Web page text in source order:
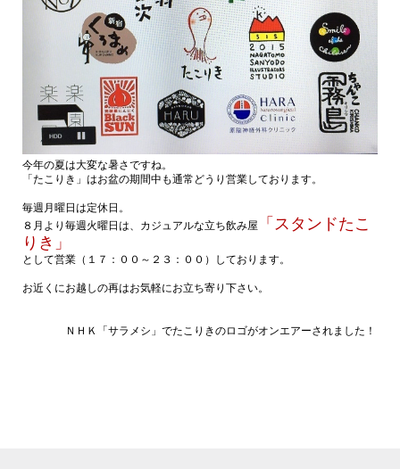
今年の夏は大変な暑さですね。
「たこりき」はお盆の期間中も通常どうり営業しております。
毎週月曜日は定休日。
８月より毎週火曜日は、カジュアルな立ち飲み屋
「スタンドたこ
りき」
として営業（１７：００～２３：００）しております。
お近くにお越しの再はお気軽にお立ち寄り下さい。
ＮＨＫ「サラメシ」でたこりきのロゴがオンエアーされました！